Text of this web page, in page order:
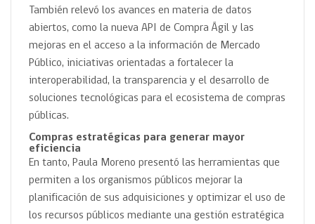
También relevó los avances en materia de datos
abiertos, como la nueva API de Compra Ágil y las
mejoras en el acceso a la información de Mercado
Público, iniciativas orientadas a fortalecer la
interoperabilidad, la transparencia y el desarrollo de
soluciones tecnológicas para el ecosistema de compras
públicas.
Compras estratégicas para generar mayor
eficiencia
En tanto, Paula Moreno presentó las herramientas que
permiten a los organismos públicos mejorar la
planificación de sus adquisiciones y optimizar el uso de
los recursos públicos mediante una gestión estratégica